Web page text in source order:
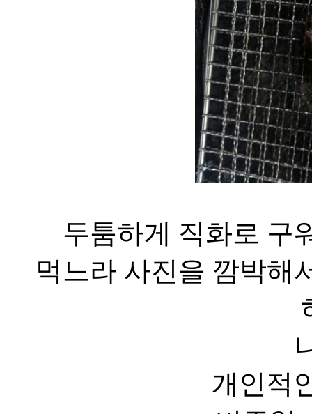
두툼하게 직화로 구
먹느라 사진을 깜박해
개인적